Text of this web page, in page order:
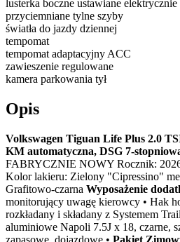
lusterka boczne ustawiane elektrycznie
przyciemniane tylne szyby
światła do jazdy dziennej
tempomat
tempomat adaptacyjny ACC
zawieszenie regulowane
kamera parkowania tył
Opis
Volkswagen Tiguan Life Plus 2.0
KM automatyczna, DSG 7-
FABRYCZNIE NOWY Rocznik:
Kolor lakieru: Zielony "Cipressino"
Grafitowo-czarna Wyposażenie
monitorujący uwagę kierowcy • Hak
rozkładany i składany z Systemem
aluminiowe Napoli 7.5J x 18, czarne,
zapasowe, dojazdowe • Pakiet